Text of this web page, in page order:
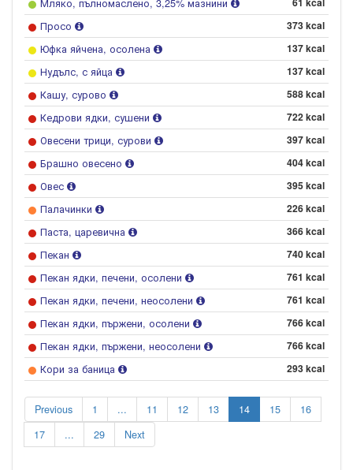
Просо 373 kcal
Юфка яйчена, осолена 137 kcal
Нудълс, с яйца 137 kcal
Кашу, сурово 588 kcal
Кедрови ядки, сушени 722 kcal
Овесени трици, сурови 397 kcal
Брашно овесено 404 kcal
Овес 395 kcal
Палачинки 226 kcal
Паста, царевична 366 kcal
Пекан 740 kcal
Пекан ядки, печени, осолени 761 kcal
Пекан ядки, печени, неосолени 761 kcal
Пекан ядки, пържени, осолени 766 kcal
Пекан ядки, пържени, неосолени 766 kcal
Кори за баница 293 kcal
Previous 1 ... 11 12 13 14 15
16
17
... 29 Next